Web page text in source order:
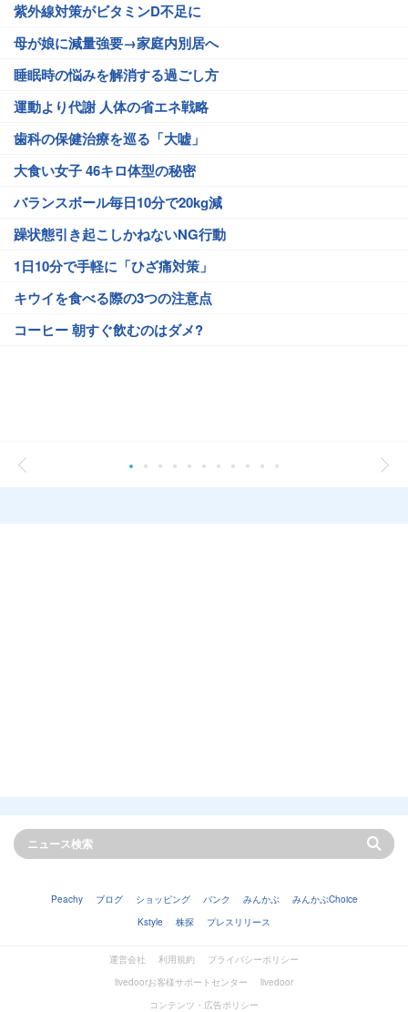
紫外線対策がビタミンD不足に
母が娘に減量強要→家庭内別居へ
睡眠時の悩みを解消する過ごし方
運動より代謝 人体の省エネ戦略
歯科の保健治療を巡る「大嘘」
大食い女子 46キロ体型の秘密
バランスボール毎日10分で20kg減
躁状態引き起こしかねないNG行動
1日10分で手軽に「ひざ痛対策」
キウイを食べる際の3つの注意点
コーヒー 朝すぐ飲むのはダメ?
Peachy ブログ ショッピング バンク みんかぶ
みんかぶChoice
Kstyle
株探 プレスリリース
運営会社 利用規約
プライバシーポリシー
livedoorお客様サポートセンター
livedoor
コンテンツ・広告ポリシー